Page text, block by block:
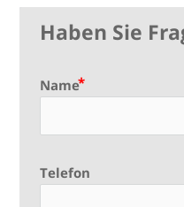
Haben Sie
Name
Telefon